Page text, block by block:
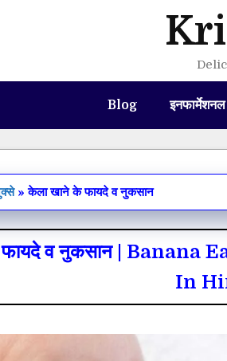
Blog इनफार्मेशनल
»केला खाने के फायदे व नुकसान
फायदे व नुकसान |
In